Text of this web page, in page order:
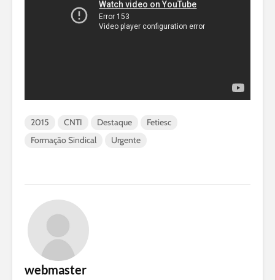
2015 CNTI Destaque
Fetiesc
Formação Sindical
Urgente
webmaster